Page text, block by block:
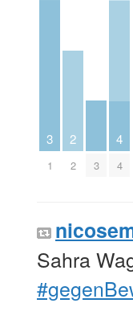
3
1
2
2 3
4
4
Sahra